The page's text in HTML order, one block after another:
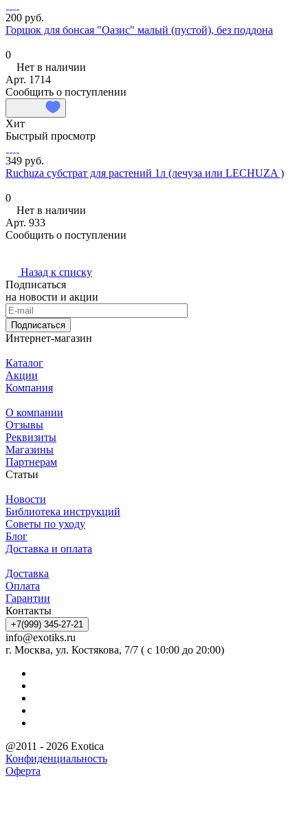
200 руб.
Горшок для бонсая "Оазис" малый (пустой), без поддона
0
Нет в наличии
Арт. 1714
Сообщить о поступлении
Хит
Быстрый просмотр
349 руб.
Ruchuza субстрат для растений 1л (лечуза или LECHUZA )
0
Нет в наличии
Арт. 933
Сообщить о поступлении
Назад к списку
Подписаться
на новости и акции
Подписаться
Интернет-магазин
Каталог
Акции
Компания
О компании
Отзывы
Реквизиты
Магазины
Партнерам
Статьи
Новости
Библиотека инструкций
Советы по уходу
Блог
Доставка и оплата
Доставка
Оплата
Гарантии
Контакты
+7(999) 345-27-21
info@exotiks.ru
г. Москва, ул. Костякова, 7/7 ( с 10:00 до 20:00)
@2011 - 2026 Exotica
Конфиденциальность
Оферта